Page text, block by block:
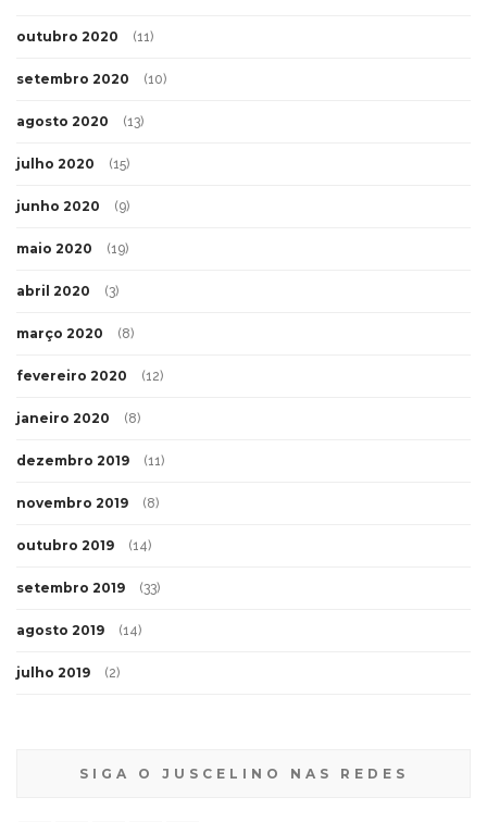
outubro 2020 (11)
setembro 2020 (10)
agosto 2020 (13)
julho 2020 (15)
junho 2020 (9)
maio 2020 (19)
abril 2020 (3)
março 2020 (8)
fevereiro 2020 (12)
janeiro 2020 (8)
dezembro 2019 (11)
novembro 2019 (8)
outubro 2019 (14)
setembro 2019 (33)
agosto 2019 (14)
julho 2019 (2)
SIGA O JUSCELINO NAS REDES